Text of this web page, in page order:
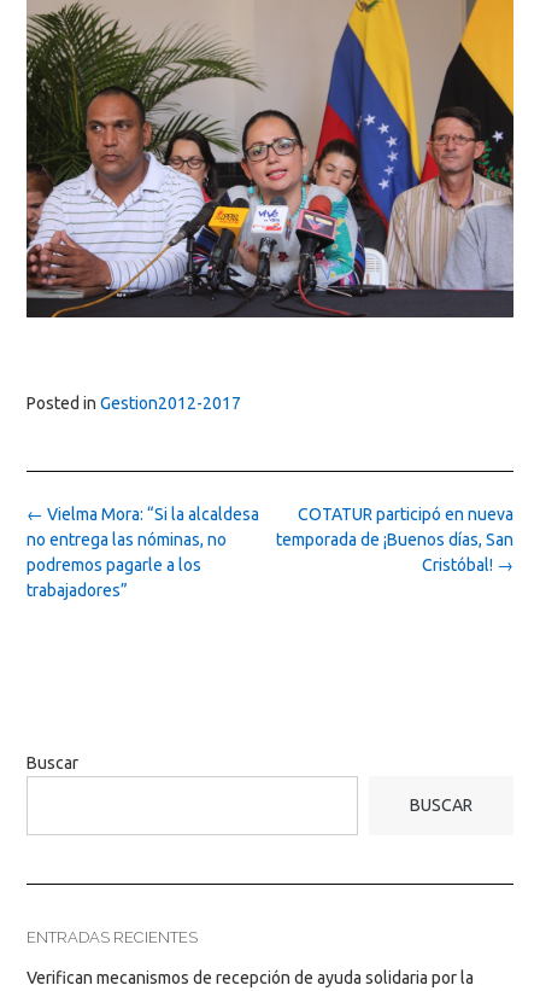
Posted in Gestion2012-2017
Post
navigation
COTATUR participó en nueva
temporada de ¡Buenos días, San
Cristóbal! →
← Vielma Mora: “Si la alcaldesa
no entrega las nóminas, no
podremos pagarle a los
trabajadores”
Buscar
BUSCAR
ENTRADAS RECIENTES
Verifican mecanismos de recepción de ayuda solidaria por la